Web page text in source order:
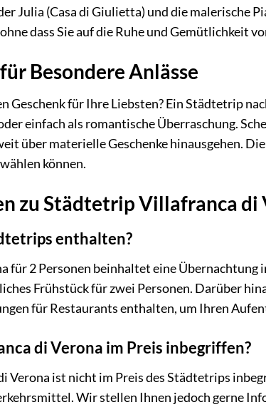
Julia (Casa di Giulietta) und die malerische
dass Sie auf die Ruhe und Gemütlichkeit
Besondere Anlässe
Geschenk für Ihre Liebsten? Ein Städtetrip
einfach als romantische Überraschung.
über materielle Geschenke hinausgehen.
können.
zu Städtetrip Villafranca di
enthalten?
für 2 Personen beinhaltet eine Übernachtung
Frühstück für zwei Personen. Darüber
für Restaurants enthalten, um Ihren
di Verona im Preis inbegriffen?
Verona ist nicht im Preis des Städtetrips
Wir stellen Ihnen jedoch gerne